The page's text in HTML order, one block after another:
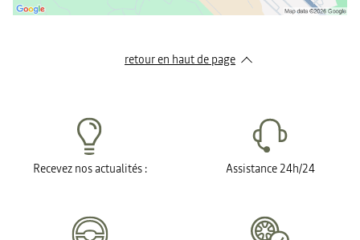
retour en haut de page​
Recevez nos actualités : Assistance 24h/24